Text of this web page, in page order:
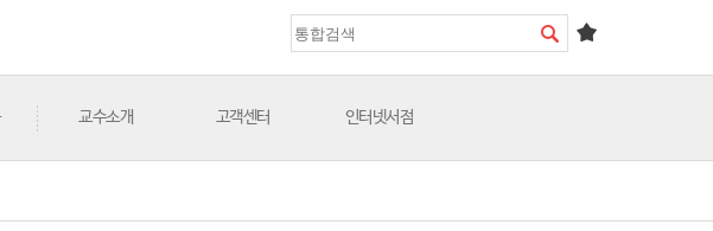
교수소개 고객센터 인터넷서점